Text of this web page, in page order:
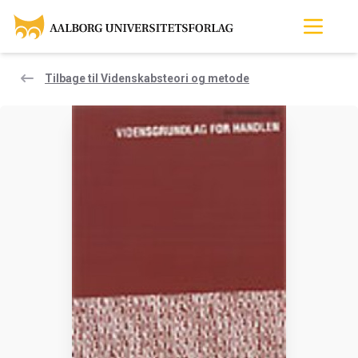
Tilbage til Videnskabsteori og metode